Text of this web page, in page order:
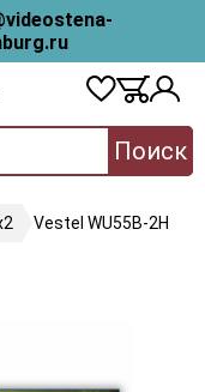
Поиск
Vestel WU55B-2H